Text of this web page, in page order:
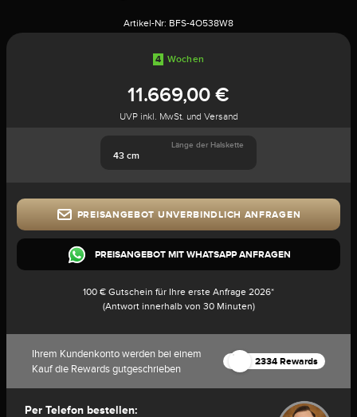
Artikel-Nr: BFS-4O538W8
4 Wochen
11.669,00 €
UVP inkl. MwSt. und Versand
43 cm
Länge der Halskette
PREISANGEBOT UNVERBINDLICH ANFRAGEN
PREISANGEBOT MIT WHATSAPP ANFRAGEN
100 € Gutschein für Ihre erste Anfrage 2026*
(Antwort innerhalb von 30 Minuten)
Ihrem Kundenkonto werden bei einem
Kauf die Rewards gutgeschrieben
2334 Rewards
Per Telefon bestellen: